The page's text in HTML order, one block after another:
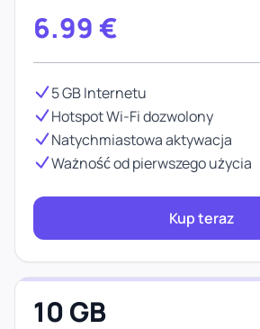
6.99 €
5 GB Internetu
Hotspot Wi-Fi dozwolony
Natychmiastowa aktywacja
Ważność od pierwszego użycia
Kup teraz
10 GB